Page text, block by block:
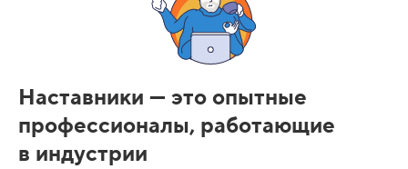
Наставники — это опытные
профессионалы, работающие
в индустрии